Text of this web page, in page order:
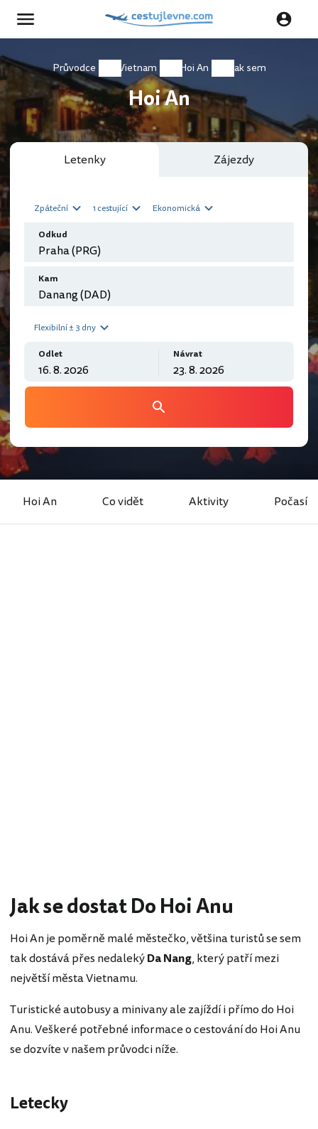
Průvodce Vietnam Hoi An Jak sem
Hoi An
Letenky Zájezdy
Zpáteční 1 cestující Ekonomická
Odkud
Kam
Flexibilní ± 3 dny
Odlet Návrat
Hoi An Co vidět Aktivity Počasí
Jak se dostat Do Hoi Anu
Hoi An je poměrně malé městečko, většina turistů se sem
tak dostává přes nedalekýDa Nang, který patří mezi
největší města Vietnamu.
Turistické autobusy a minivany ale zajíždí i přímo do Hoi
Anu. Veškeré potřebné informace o cestování do Hoi Anu
se dozvíte v našem průvodci níže.
Letecky